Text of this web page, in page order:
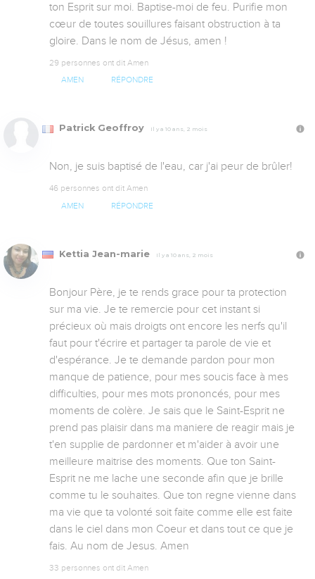
ton Esprit sur moi. Baptise-moi de feu. Purifie mon
cœur de toutes souillures faisant obstruction à ta
gloire. Dans le nom de Jésus, amen !
29 personnes ont dit Amen
AMEN RÉPONDRE
Patrick Geoffroy Il y a 10 ans, 2 mois
Non, je suis baptisé de l'eau, car j'ai peur de brûler!
46 personnes ont dit Amen
AMEN RÉPONDRE
Kettia Jean-marie Il y a 10 ans, 2 mois
Bonjour Père, je te rends grace pour ta protection
sur ma vie. Je te remercie pour cet instant si
précieux où mais droigts ont encore les nerfs qu'il
faut pour t'écrire et partager ta parole de vie et
d'espérance. Je te demande pardon pour mon
manque de patience, pour mes soucis face à mes
difficulties, pour mes mots prononcés, pour mes
moments de colère. Je sais que le Saint-Esprit ne
prend pas plaisir dans ma maniere de reagir mais je
t'en supplie de pardonner et m'aider à avoir une
meilleure maitrise des moments. Que ton Saint-
Esprit ne me lache une seconde afin que je brille
comme tu le souhaites. Que ton regne vienne dans
ma vie que ta volonté soit faite comme elle est faite
dans le ciel dans mon Coeur et dans tout ce que je
fais. Au nom de Jesus. Amen
33 personnes ont dit Amen